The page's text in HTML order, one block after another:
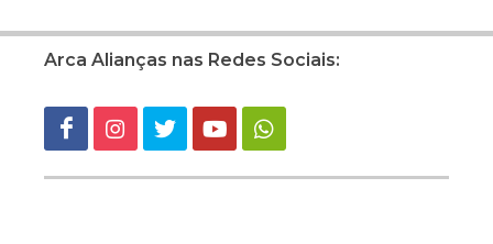
Arca Alianças nas Redes Sociais: